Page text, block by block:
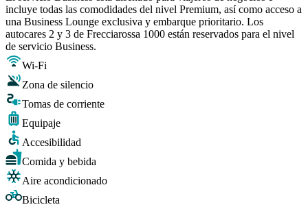
incluye todas las comodidades del nivel Premium, así como acceso a
una Business Lounge exclusiva y embarque prioritario. Los
autocares 2 y 3 de Frecciarossa 1000 están reservados para el nivel
de servicio Business.
Wi-Fi
Zona de silencio
Tomas de corriente
Equipaje
Accesibilidad
Comida y bebida
Aire acondicionado
Bicicleta